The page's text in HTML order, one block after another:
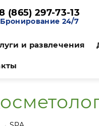
(865) 297-73-13
Бронирование 24/7
и развлечения